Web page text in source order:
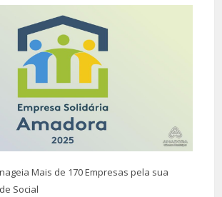
Mais de 170 Empresas pela sua
Social